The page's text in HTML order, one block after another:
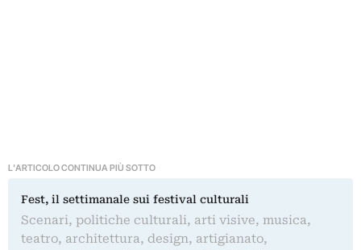
L'ARTICOLO CONTINUA PIÙ SOTTO
Fest, il settimanale sui festival culturali
Scenari, politiche culturali, arti visive, musica,
teatro, architettura, design, artigianato,